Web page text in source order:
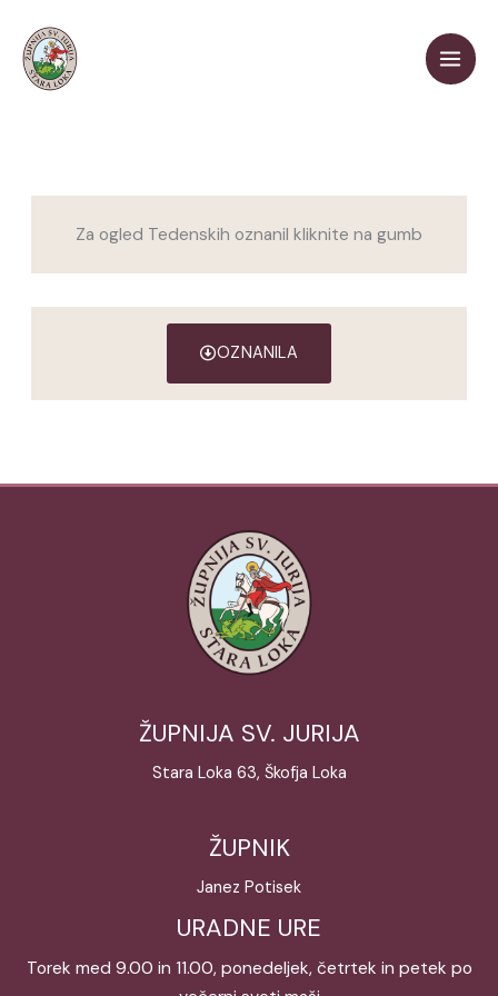
content
Za ogled Tedenskih oznanil kliknite na gumb
OZNANILA
ŽUPNIJA SV. JURIJA
Stara Loka 63, Škofja Loka
ŽUPNIK
Janez Potisek
URADNE URE
Torek med 9.00 in 11.00, ponedeljek, četrtek in petek po